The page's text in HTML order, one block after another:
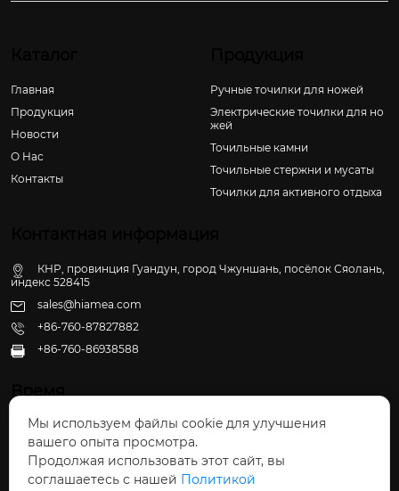
Главная
Продукция
Новости
О Hас
Контакты
Ручные точилки для ножей
Электрические точилки для но
жей
Точильные камни
Точильные стержни и мусаты
Точилки для активного отдыха
КНР, провинция Гуандун, город Чжуншань, посёлок Сяолань,
индекс 528415
sales@hiamea.com
+86-760-87827882
 +86-760-86938588
Время
Пн - Пт: 09:30 - 22:00
Сб - Вс: 10:00 - 22:30
Мы используем файлы cookie для улучшения
вашего опыта просмотра.
Продолжая использовать этот сайт, вы
соглашаетесь с нашей Политикой